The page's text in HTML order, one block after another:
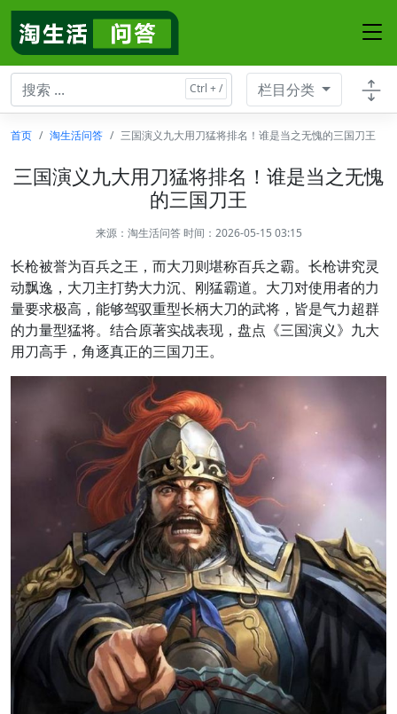
栏目分类
首页 淘生活问答 三国演义九大用刀猛将排名！谁是当之无愧的三国刀王
三国演义九大用刀猛将排名！谁是当之无愧
的三国刀王
来源： 淘生活问答 时间：2026-05-15 03:15
长枪被誉为百兵之王，而大刀则堪称百兵之霸。长枪讲究灵
动飘逸，大刀主打势大力沉、刚猛霸道。大刀对使用者的力
量要求极高，能够驾驭重型长柄大刀的武将，皆是气力超群
的力量型猛将。结合原著实战表现，盘点《三国演义》九大
用刀高手，角逐真正的三国刀王。